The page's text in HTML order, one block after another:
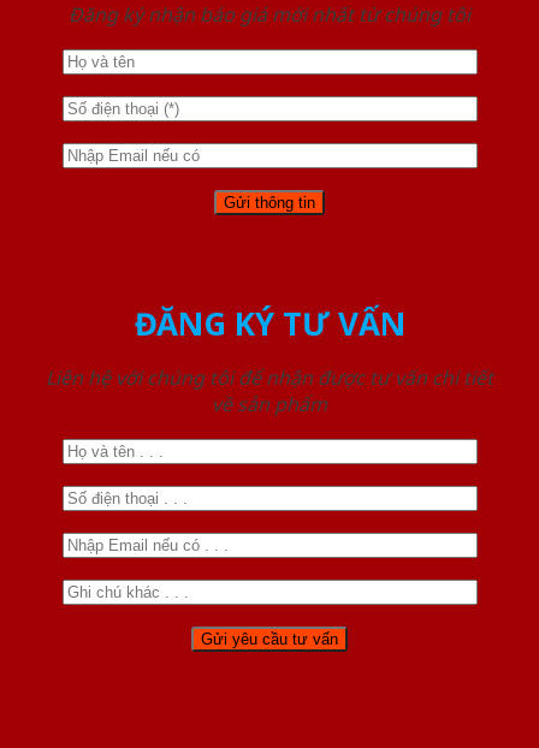
Đăng ký nhận báo giá mới nhất từ chúng tôi
ĐĂNG KÝ TƯ VẤN
Liên hệ với chúng tôi để nhận được tư vấn chi tiết
về sản phẩm